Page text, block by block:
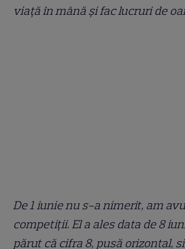
viață în mână și fac lucruri de
De 1 iunie nu s-a nimerit, am
competiții. El a ales data de 8
părut că cifra 8, pusă orizontal,